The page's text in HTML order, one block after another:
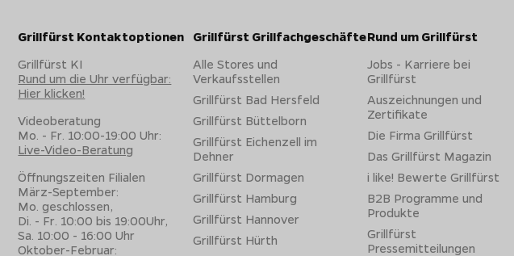
Grillfürst Kontaktoptionen
Grillfürst KI
Rund um die Uhr verfügbar:
Hier klicken!
Videoberatung
Mo. - Fr. 10:00-19:00 Uhr:
Live-Video-Beratung
Öffnungszeiten Filialen
März-September:
Mo. geschlossen,
Di. - Fr. 10:00 bis 19:00Uhr,
Sa. 10:00 - 16:00 Uhr
Oktober-Februar:
Grillfürst Grillfachgeschäfte
Alle Stores und
Verkaufsstellen
Grillfürst Bad Hersfeld
Grillfürst Büttelborn
Grillfürst Eichenzell im
Dehner
Grillfürst Dormagen
Grillfürst Hamburg
Grillfürst Hannover
Grillfürst Hürth
Rund um Grillfürst
Jobs - Karriere bei
Grillfürst
Auszeichnungen und
Zertifikate
Die Firma Grillfürst
Das Grillfürst Magazin
i like! Bewerte Grillfürst
B2B Programme und
Produkte
Grillfürst
Pressemitteilungen